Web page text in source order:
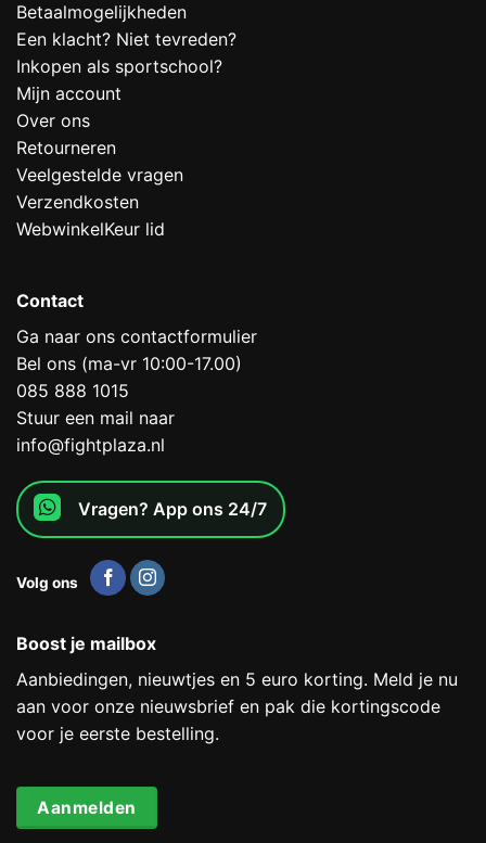
Betaalmogelijkheden
Een klacht? Niet tevreden?
Inkopen als sportschool?
Mijn account
Over ons
Retourneren
Veelgestelde vragen
Verzendkosten
WebwinkelKeur lid
Contact
Ga naar ons contactformulier
Bel ons (ma-vr 10:00-17.00)
085 888 1015
Stuur een mail naar
info@fightplaza.nl
Vragen? App ons 24/7
Volg ons
Boost je mailbox
Aanbiedingen, nieuwtjes en 5 euro korting. Meld je nu
aan voor onze nieuwsbrief en pak die kortingscode
voor je eerste bestelling.
Aanmelden